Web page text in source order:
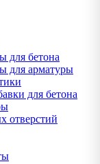
для бетона
для арматуры
для бетона
отверстий